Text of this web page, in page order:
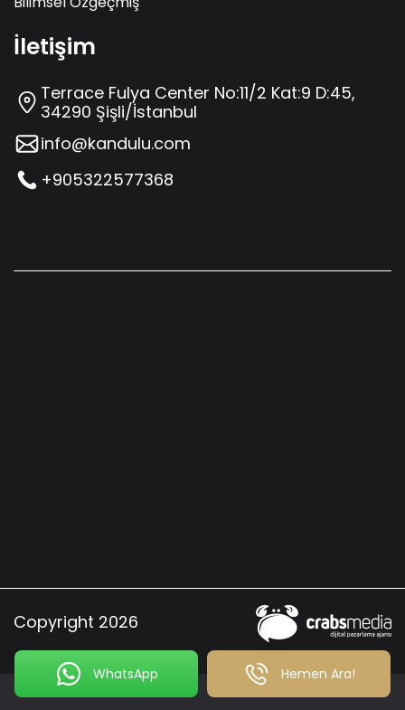
WhatsApp Hemen Ara!
İletişim
Terrace Fulya Center No:11/2 Kat:9 D:45,
34290 Şişli/İstanbul
info@kandulu.com
+905322577368
Copyright 2026